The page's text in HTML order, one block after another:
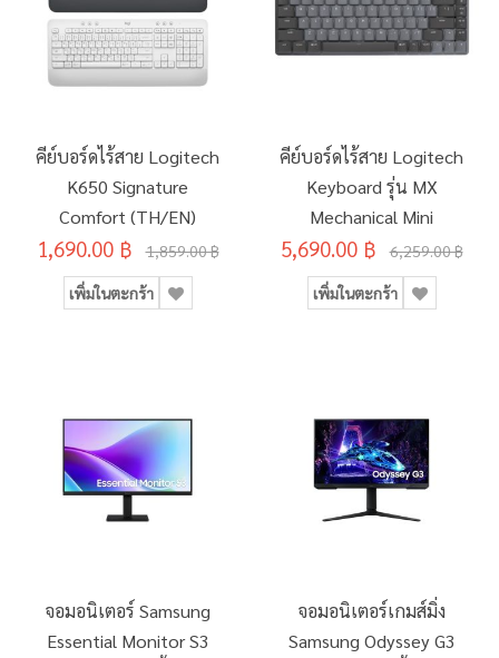
คีย์บอร์ดไร้สาย Logitech
K650 Signature
Comfort (TH/EN)
1,690.00 ฿ 1,859.00 ฿
เพิ่มในตะกร้า
คีย์บอร์ดไร้สาย Logitech
Keyboard รุ่น MX
Mechanical Mini
5,690.00 ฿ 6,259.00 ฿
เพิ่มในตะกร้า
จอมอนิเตอร์ Samsung
Essential Monitor S3
จอมอนิเตอร์เกมส์มิ่ง
Samsung Odyssey G3